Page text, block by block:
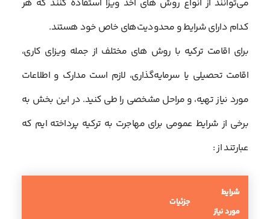
می‌توانند از انواع روش های اخذ ویزا استفاده کنند که هر
کدام دارای شرایط و محدودیت‌های خاص خود هستند.
برای اقامت ترکیه با روش های مختلف از جمله ویزای کاری،
اقامت تحصیلی یا سرمایه‌گذاری، لازم است مدارک و اطلاعات
مورد نیاز تهیه، و مراحل مشخصی را طی کنید. در این بخش به
برخی از شرایط عمومی برای مهاجرت به ترکیه پرداخته ایم که
عبارتند از :
شرایط
مورد نیاز
جزئیات